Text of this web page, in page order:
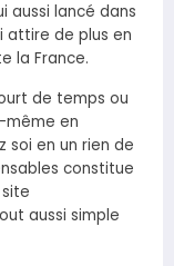
aussi lancé dans
attire de plus en
la France.
de temps ou
même en
soi en un rien de
constitue
site
aussi simple